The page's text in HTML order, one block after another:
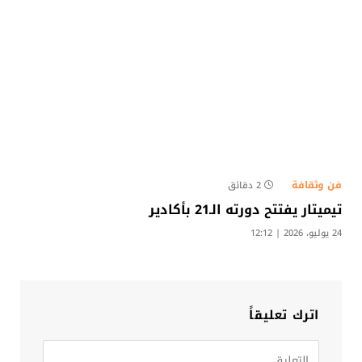
فن وثقافة 2 دقائق
تيميتار يفتتح دورته الـ21 بأكادير
24 يوليو، 2026 | 12:12
اترك تعليقاً